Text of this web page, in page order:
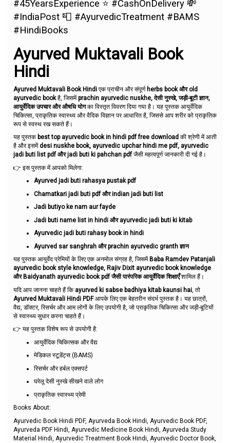
#45YearsExperience ⭐ #CashOnDelivery 💸
#IndiaPost 📮 #AyurvedicTreatment #BAMS
#HindiBooks
Ayurved Muktavali Book
Hindi
Ayurved Muktavali Book Hindi एक प्राचीन और संपूर्ण herbs book और old
ayurvedic bookहै, जिसमेंprachin ayurvedic nuskhe, देसी नुस्खे, जड़ी-बूटी ज्ञान,
आयुर्वेदिक उपचार और औषधि योगका विस्तृत विवरण दिया गया है। यह पुस्तक आयुर्वेदिक
चिकित्सा, प्राकृतिक स्वास्थ्य और वैदिक विज्ञान पर आधारित है, जिससे आप शरीर को प्राकृतिक
रूप से स्वस्थ रख सकते हैं।
यह पुस्तक best top ayurvedic book in hindi pdf free download की श्रेणी में आती
है और इसमेंdesi nuskhe book, ayurvedic upchar hindi me pdf, ayurvedic
jadi buti list pdf और jadi buti ki pahchan pdf जैसी महत्वपूर्ण जानकारी दी गई है।
👉 इस पुस्तक में आपको मिलेगा:
Ayurved jadi buti rahasya pustak pdf
Chamatkari jadi buti pdf और indian jadi buti list
Jadi butiyo ke nam aur fayde
Jadi buti name list in hindi और ayurvedic jadi buti ki kitab
Ayurvedic jadi buti rahasy book in hindi
Ayurved sar sanghrah और prachin ayurvedic granth ज्ञान
यह पुस्तक आयुर्वेद प्रेमियों के लिए एक अनमोल संग्रह है, जिसमें Baba Ramdev Patanjali
ayurvedic book style knowledge, Rajiv Dixit ayurvedic book knowledge
और Baidyanath ayurvedic book pdf जैसी पारंपरिक आयुर्वेदिक शिक्षाएँशामिल हैं।
यदि आप जानना चाहते हैं कि ayurved ki sabse badhiya kitab kaunsi hai , तो
Ayurved Muktavali Hindi PDFआपके लिए एक बेहतरीन संदर्भ पुस्तक है। यह छात्रों,
वैद्य, डॉक्टर, रिसर्चर और आम लोगों के लिए उपयोगी है, जो प्राकृतिक चिकित्सा और जड़ी-बूटियों
से स्वास्थ्य सुधार करना चाहते हैं।
👉 यह पुस्तक विशेष रूप से उपयोगी है:
आयुर्वेदिक चिकित्सक और वैद्य
मेडिकल स्टूडेंट्स (BAMS)
रिसर्चर और हर्बल एक्सपर्ट
घरेलू देसी नुस्खे सीखने वाले लोग
प्राकृतिक स्वास्थ्य प्रेमी
Books About:
Ayurvedic Book Hindi PDF, Ayurveda Book Hindi, Ayurvedic Book PDF,
Ayurveda PDF Hindi, Ayurvedic Medicine Book Hindi, Ayurveda Study
Material Hindi, Ayurvedic Treatment Book Hindi, Ayurvedic Doctor Book,